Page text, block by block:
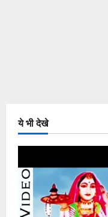
ये भी देखे